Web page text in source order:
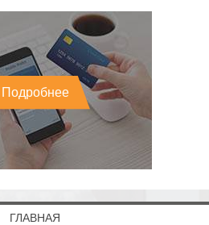
Подробнее
ГЛАВНАЯ